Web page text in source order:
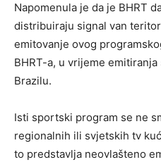
Napomenula je da je BHRT
distribuiraju signal van
emitovanje ovog
BHRT-a, u vrijeme
Brazilu.
Isti sportski program se ne
regionalnih ili svjetskih tv
to predstavlja neovlašteno